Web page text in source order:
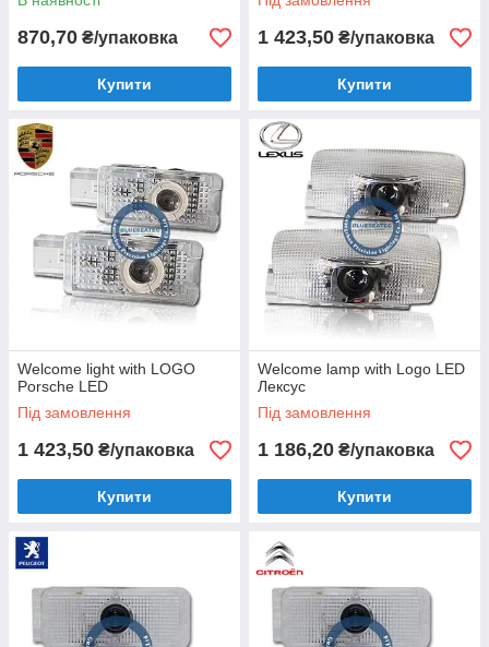
870,70 ₴/упаковка
Купити
1 423,50 ₴/упаковка
Купити
Welcome light with LOGO
Porsche LED
Під замовлення
1 423,50 ₴/упаковка
Купити
Welcome lamp with Logo LED
Лексус
Під замовлення
1 186,20 ₴/упаковка
Купити